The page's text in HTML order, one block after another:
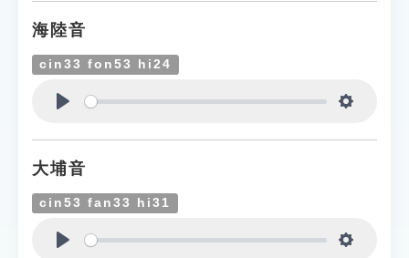
海陸音
cin33 fon53 hi24
大埔音
cin53 fan33 hi31